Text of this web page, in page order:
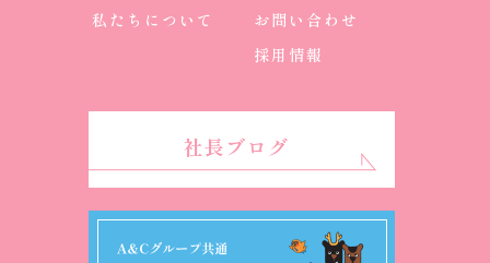
私たちについて
お問い合わせ
採用情報
社長ブログ